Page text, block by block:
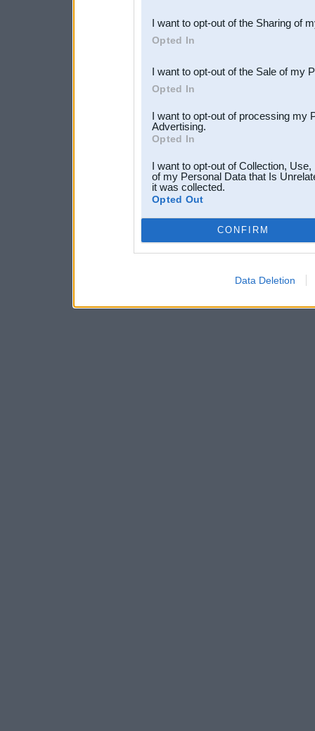
Downstream Participants
third parties.
I want to opt-out of the Sharing of
Opted In
I want to opt-out of the Sale of my
Opted In
I want to opt-out of processing my
Advertising.
Opted In
I want to opt-out of Collection,
of my Personal Data that Is
it was collected.
Opted Out
CONFIRM
Data Deletion